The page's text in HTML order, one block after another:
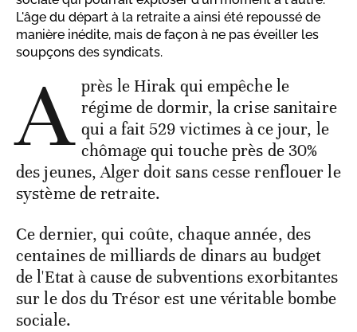
L'âge du départ à la retraite a ainsi été repoussé de
manière inédite, mais de façon à ne pas éveiller les
soupçons des syndicats.
A près le Hirak qui empêche le
régime de dormir, la crise sanitaire
qui a fait 529 victimes à ce jour, le
chômage qui touche près de 30%
des jeunes, Alger doit sans cesse renflouer le
système de retraite.
Ce dernier, qui coûte, chaque année, des
centaines de milliards de dinars au budget
de l'Etat à cause de subventions exorbitantes
sur le dos du Trésor est une véritable bombe
sociale.